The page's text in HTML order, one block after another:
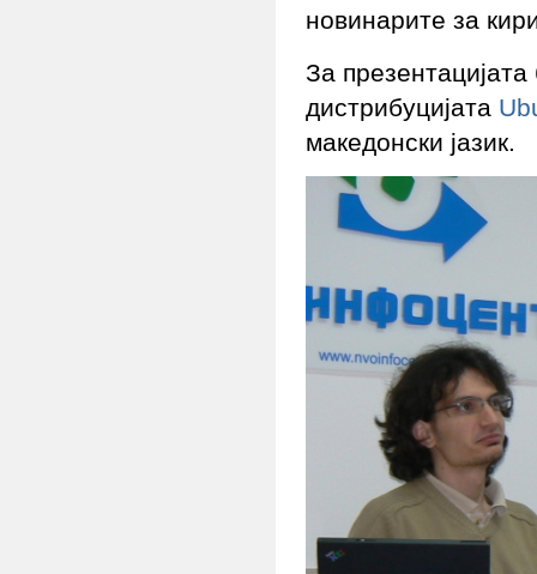
новинарите за
За
дистрибуцијата
македонски јазик.